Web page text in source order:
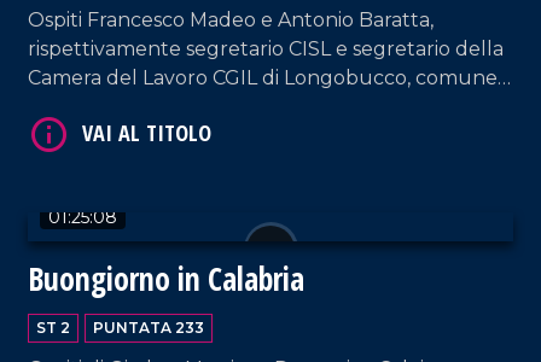
Ospiti Francesco Madeo e Antonio Baratta,
rispettivamente segretario CISL e segretario della
Camera del Lavoro CGIL di Longobucco, comune
testimoniare l'assemblea permanente contro
01:25:08
Buongiorno in Calabria
ST 2 PUNTATA 233
VAI AL TITOLO
VAI AL TITOLO